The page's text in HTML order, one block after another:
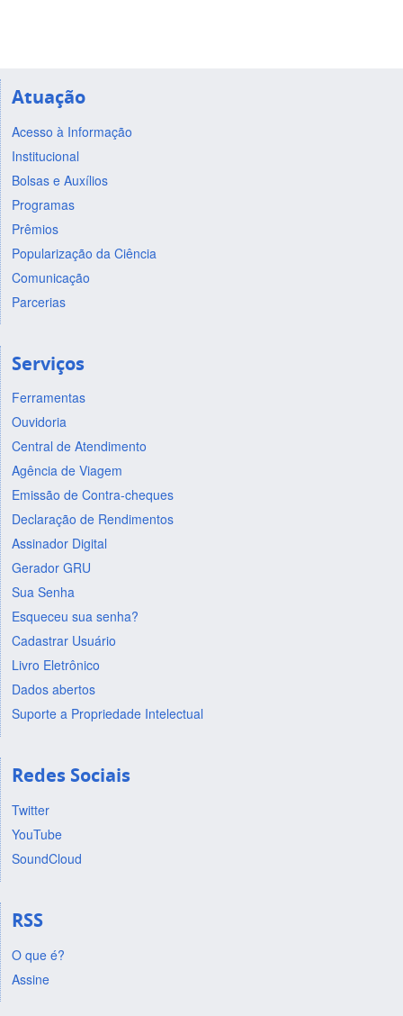
Atuação
Acesso à Informação
Institucional
Bolsas e Auxílios
Programas
Prêmios
Popularização da Ciência
Comunicação
Parcerias
Serviços
Ferramentas
Ouvidoria
Central de Atendimento
Agência de Viagem
Emissão de Contra-cheques
Declaração de Rendimentos
Assinador Digital
Gerador GRU
Sua Senha
Esqueceu sua senha?
Cadastrar Usuário
Livro Eletrônico
Dados abertos
Suporte a Propriedade Intelectual
Redes Sociais
Twitter
YouTube
SoundCloud
RSS
O que é?
Assine